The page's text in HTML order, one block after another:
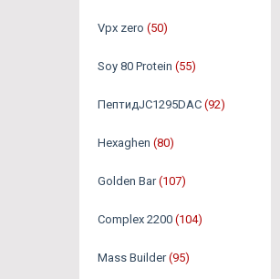
Vpx zero (50)
Soy 80 Protein (55)
ПептидJC1295DAC (92)
Hexaghen (80)
Golden Bar (107)
Complex 2200 (104)
Mass Builder (95)